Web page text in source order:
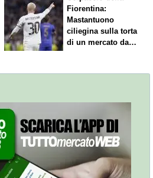
Fiorentina:
Mastantuono
ciliegina sulla torta
di un mercato da